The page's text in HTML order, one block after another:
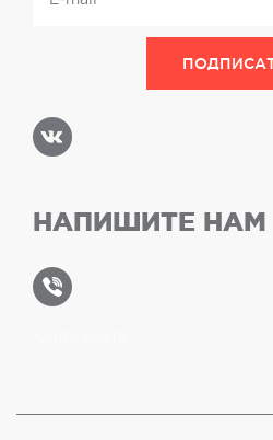
НАПИШИТЕ НАМ